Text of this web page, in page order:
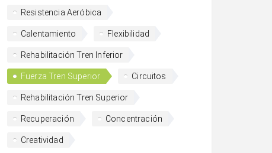
Resistencia Aeróbica
Calentamiento Flexibilidad
Rehabilitación Tren Inferior
Fuerza Tren Superior Circuitos
Rehabilitación Tren Superior
Recuperación Concentración
Creatividad